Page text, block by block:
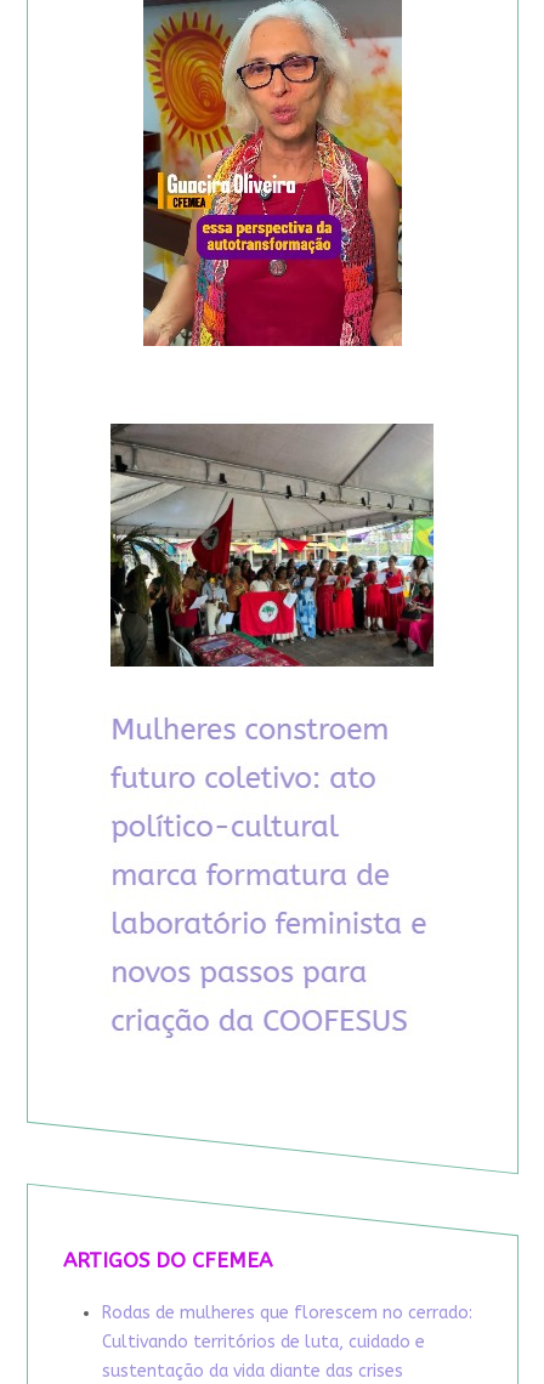
ARTIGOS DO CFEMEA
Rodas de mulheres que florescem no cerrado:
Cultivando territórios de luta, cuidado e
sustentação da vida diante das crises